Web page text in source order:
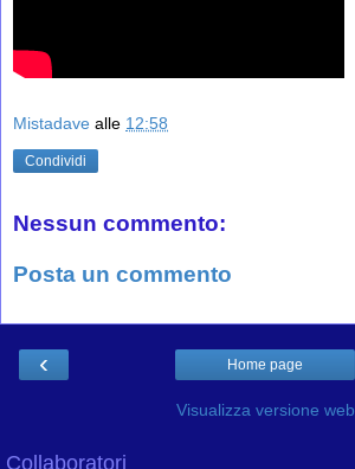
Mistadave alle 12:58
Condividi
Nessun commento:
Posta un commento
‹ Home page
Visualizza versione web
Collaboratori